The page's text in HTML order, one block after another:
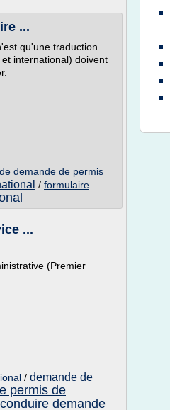
...
qu'une traduction
international) doivent
demande de permis
/ formulaire
...
(Premier
/ demande de
permis de
demande